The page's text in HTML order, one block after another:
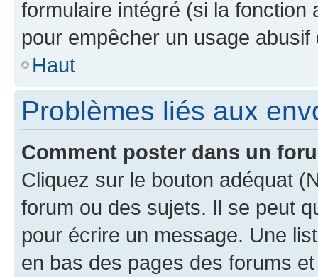
formulaire intégré (si la fonction
pour empêcher un usage
Haut
Problèmes liés aux
Comment poster dans un
Cliquez sur le bouton adéquat
forum ou des sujets. Il se peut
pour écrire un message. Une
en bas des pages des forums